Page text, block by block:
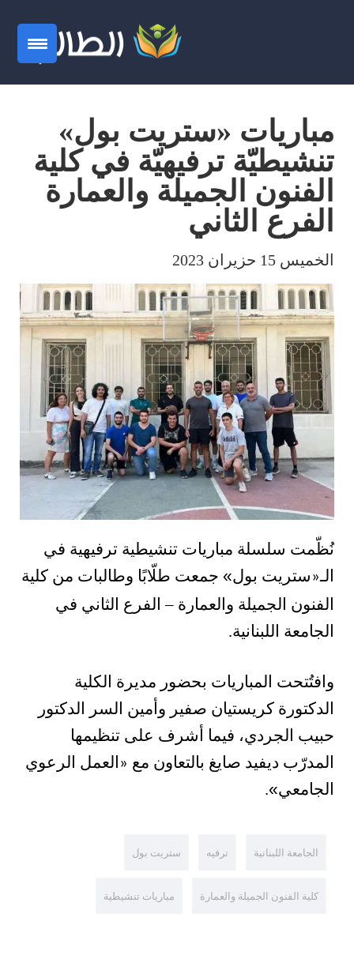
مباريات «ستريت بول»
تنشيطيّة ترفيهيّة في كلية
الفنون الجميلة والعمارة
الفرع الثاني
الخميس 15 حزيران 2023
نُظّمت سلسلة مباريات تنشيطية ترفيهية في
الـ«ستريت بول» جمعت طلّابًا وطالبات من كلية
الفنون الجميلة والعمارة – الفرع الثاني في
الجامعة اللبنانية.
وافتُتحت المباريات بحضور مديرة الكلية
الدكتورة كريستيان صفير وأمين السر الدكتور
حبيب الجردي، فيما أشرف على تنظيمها
المدرّب ديفيد صايغ بالتعاون مع « العمل الرعوي
الجامعي»
.
الجامعة اللبنانية ترفيه ستريت بول
كلية الفنون الجميلة والعمارة مباريات تنشيطية